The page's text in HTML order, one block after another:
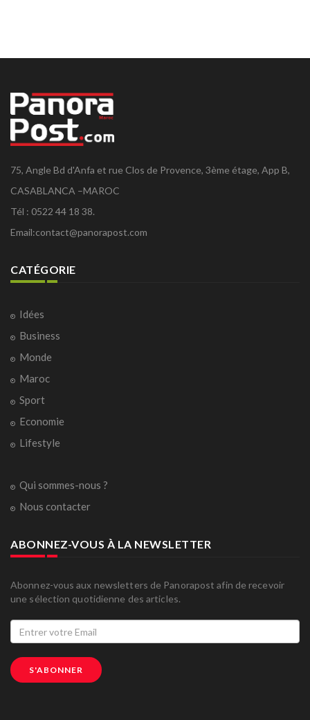
75, Angle Bd d'Anfa et rue Clos de Provence, 3ème étage, App B,
CASABLANCA –MAROC
Tél : 0522 44 18 38.
Email:contact@panorapost.com
CATÉGORIE
Idées
Business
Monde
Maroc
Sport
Economie
Lifestyle
Qui sommes-nous ?
Nous contacter
ABONNEZ-VOUS À LA NEWSLETTER
Abonnez-vous aux newsletters de Panorapost afin de recevoir
une sélection quotidienne des articles.
S'ABONNER